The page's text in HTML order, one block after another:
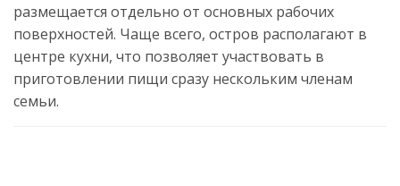
размещается отдельно от основных рабочих
поверхностей. Чаще всего, остров располагают в
центре кухни, что позволяет участвовать в
приготовлении пищи сразу нескольким членам
семьи.